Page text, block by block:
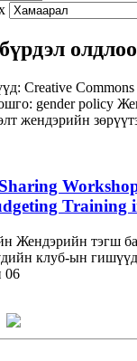
олдлоо
Creative
gender policy
жендэрийн
Training
Жендэрийн тэгш
клуб-ын
06